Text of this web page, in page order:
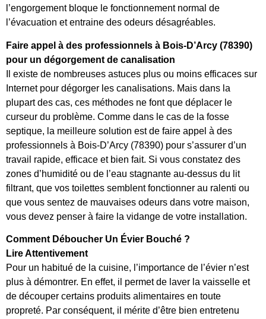
l’engorgement bloque le fonctionnement normal de
l’évacuation et entraine des odeurs désagréables.
Faire appel à des professionnels à Bois-D’Arcy (78390)
pour un dégorgement de canalisation
Il existe de nombreuses astuces plus ou moins efficaces sur
Internet pour dégorger les canalisations. Mais dans la
plupart des cas, ces méthodes ne font que déplacer le
curseur du problème. Comme dans le cas de la fosse
septique, la meilleure solution est de faire appel à des
professionnels à Bois-D’Arcy (78390) pour s’assurer d’un
travail rapide, efficace et bien fait. Si vous constatez des
zones d’humidité ou de l’eau stagnante au-dessus du lit
filtrant, que vos toilettes semblent fonctionner au ralenti ou
que vous sentez de mauvaises odeurs dans votre maison,
vous devez penser à faire la vidange de votre installation.
Comment Déboucher Un Évier Bouché ?
Lire Attentivement
Pour un habitué de la cuisine, l’importance de l’évier n’est
plus à démontrer. En effet, il permet de laver la vaisselle et
de découper certains produits alimentaires en toute
propreté. Par conséquent, il mérite d’être bien entretenu